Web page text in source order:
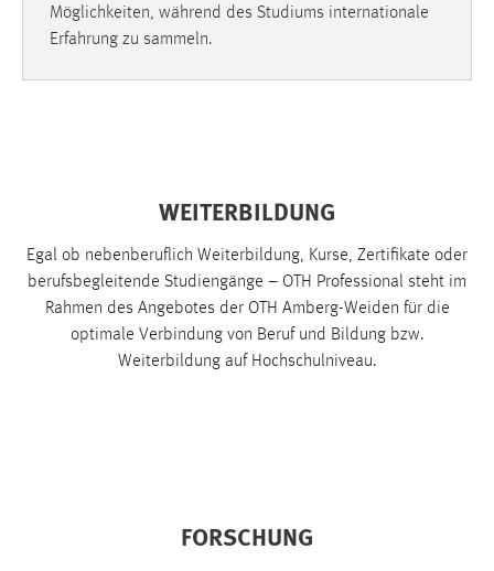
Möglichkeiten, während des Studiums internationale
Erfahrung zu sammeln.
WEITERBILDUNG
Egal ob nebenberuflich Weiterbildung, Kurse, Zertifikate oder
berufsbegleitende Studiengänge – OTH Professional steht im
Rahmen des Angebotes der OTH Amberg-Weiden für die
optimale Verbindung von Beruf und Bildung bzw.
Weiterbildung auf Hochschulniveau.
FORSCHUNG